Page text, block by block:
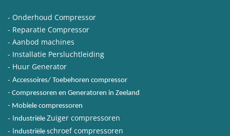
- Onderhoud Compressor
- Reparatie Compressor
- Aanbod machines
- Installatie Persluchtleiding
- Huur Generator
- Accessoires/ Toebehoren compressor
- Compressoren en Generatoren in Zeeland
- Mobiele compressoren
- Industriële Zuiger compressoren
- Industriële schroef compressoren